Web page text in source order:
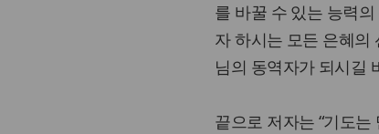
를 바꿀 수 있는 능력
자 하시는 모든 은혜의
님의 동역자가 되시길
끝으로 저자는 “기도